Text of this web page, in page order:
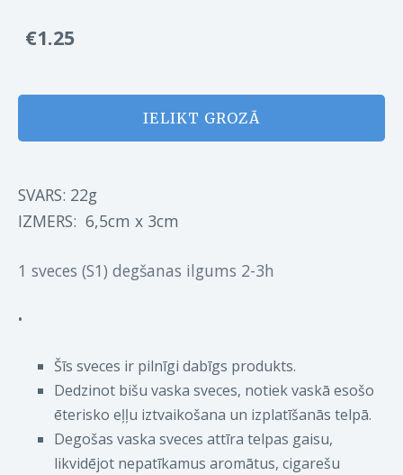
€1.25
IELIKT GROZĀ
SVARS: 22g
IZMERS: 6,5cm x 3cm
1 sveces (S1) degšanas ilgums 2-3h
•
Šīs sveces ir pilnīgi dabīgs produkts.
Dedzinot bišu vaska sveces, notiek vaskā esošo
ēterisko eļļu iztvaikošana un izplatīšanās telpā.
Degošas vaska sveces attīra telpas gaisu,
likvidējot nepatīkamus aromātus, cigarešu